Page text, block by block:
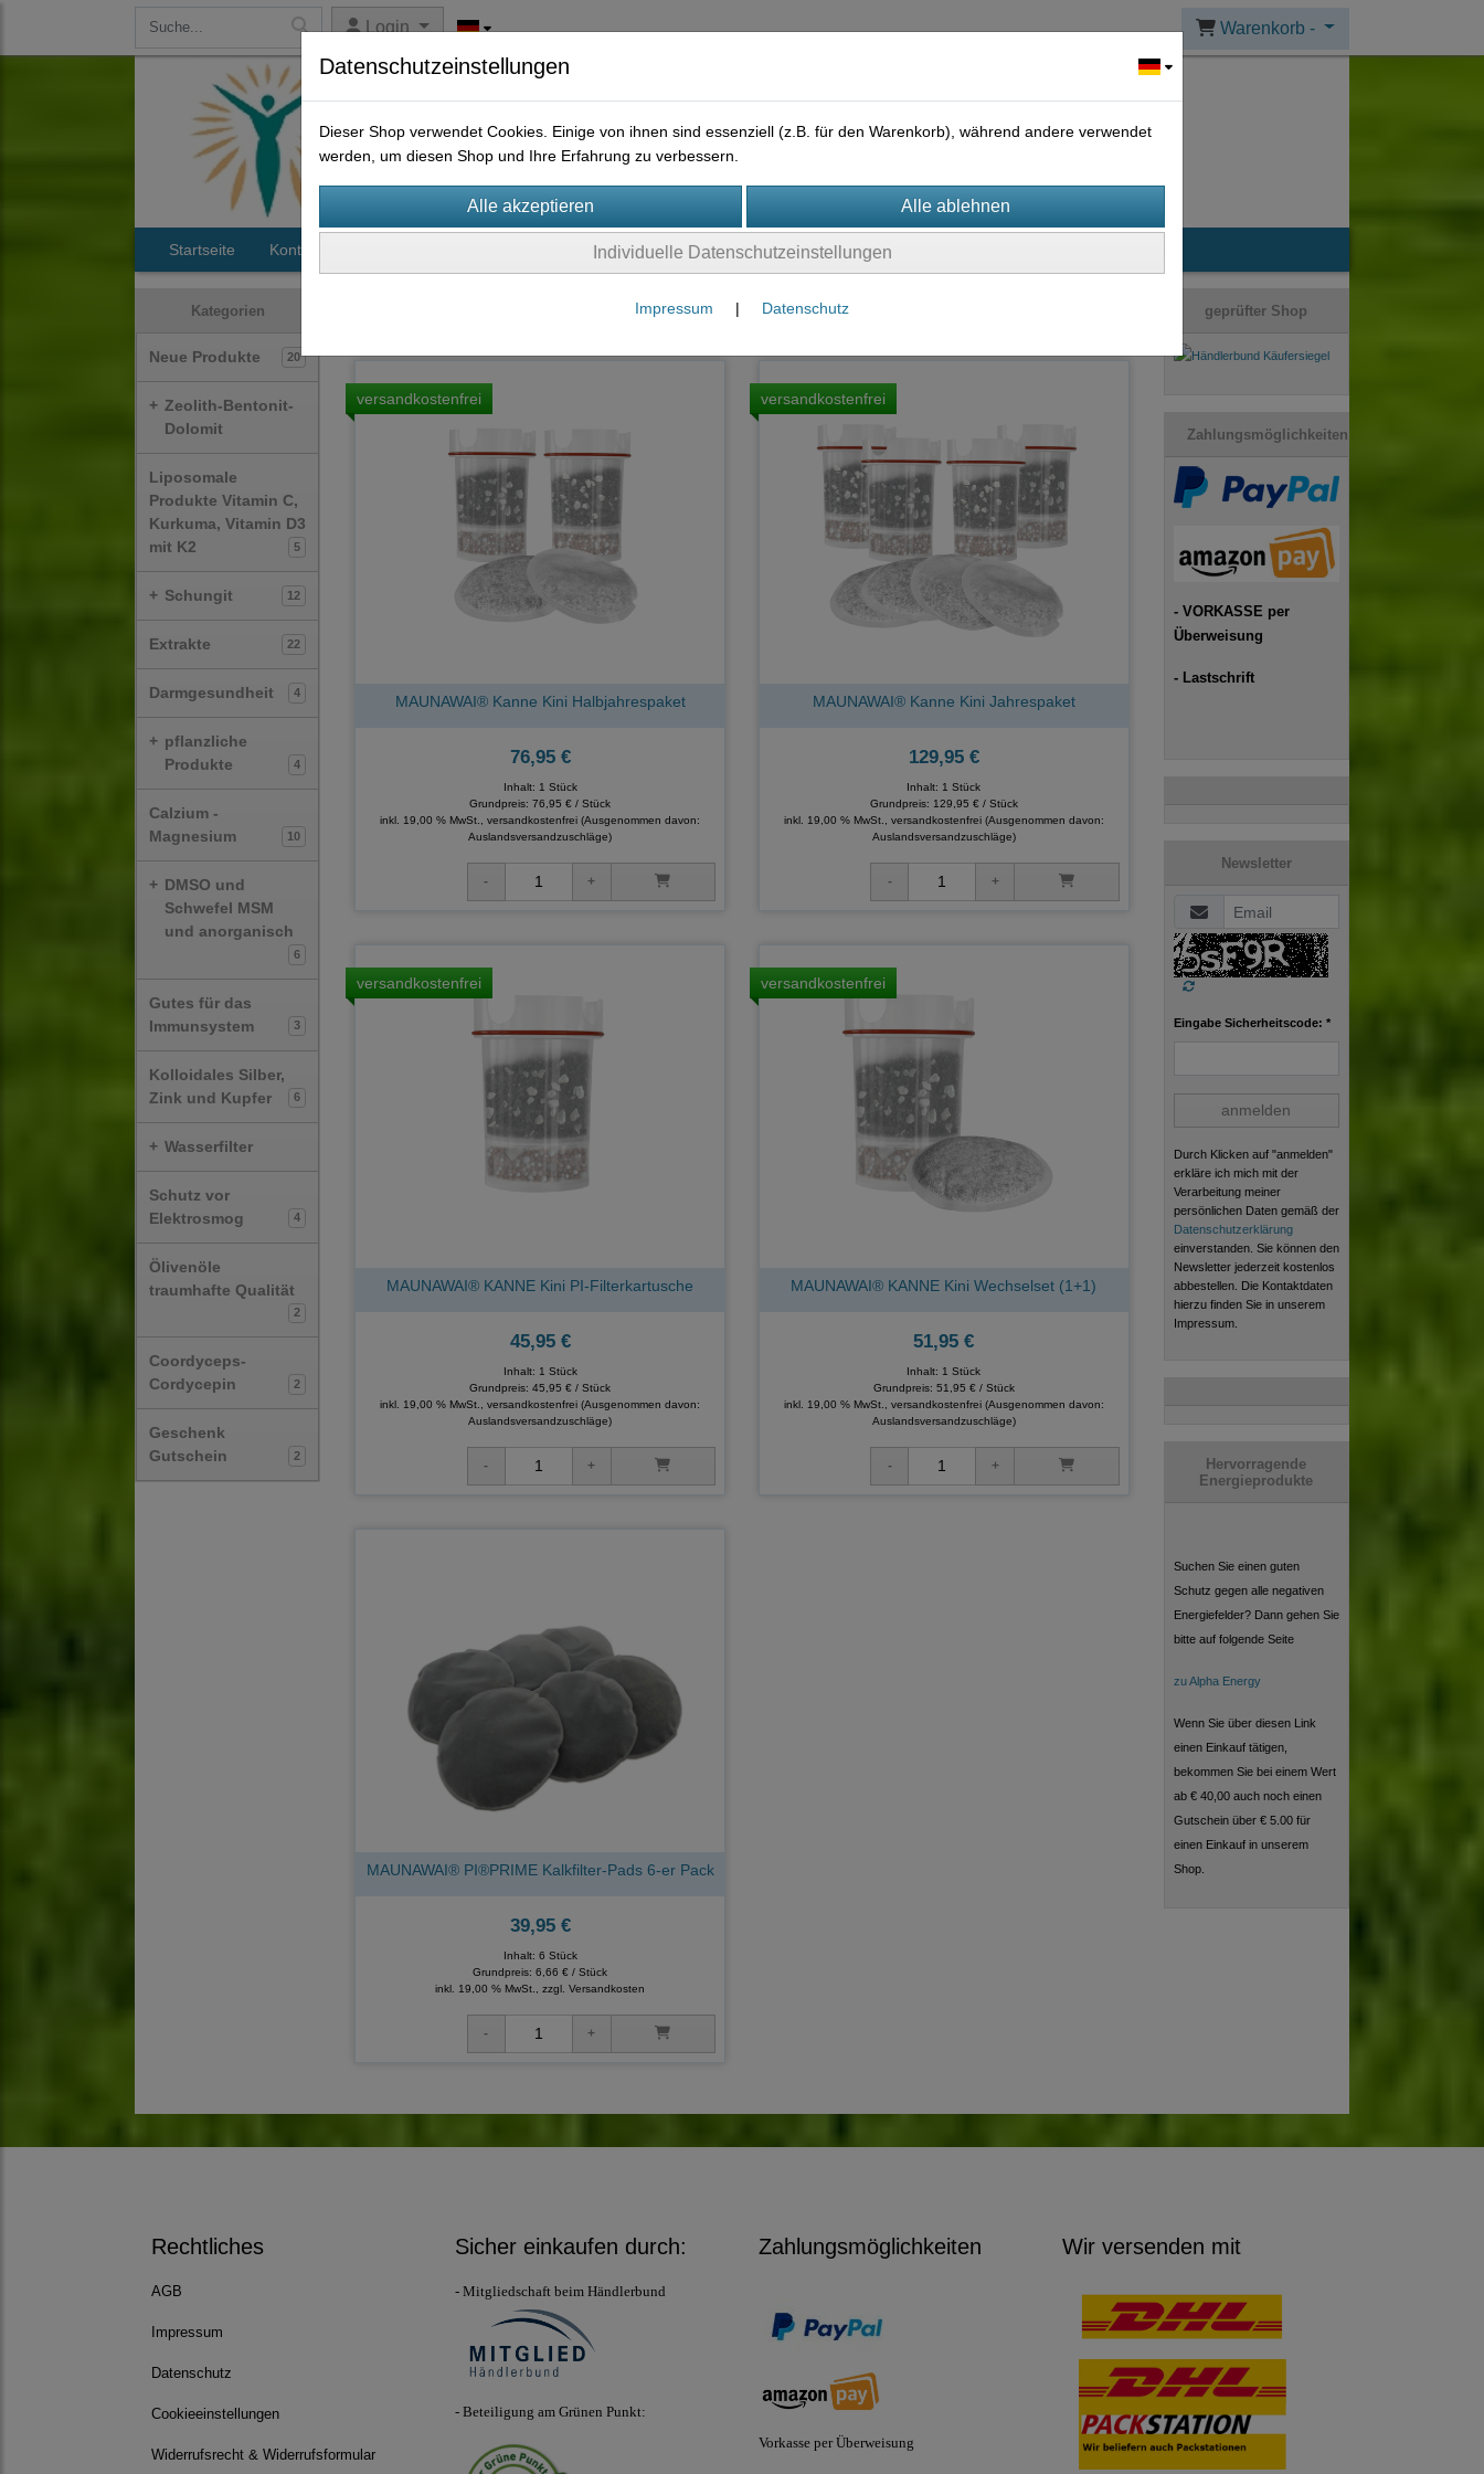
Login Warenkorb -
Startseite Kontakt
Kategorien
Neue Produkte 20
+ Zeolith-Bentonit-
Dolomit
Liposomale
Produkte Vitamin C,
Kurkuma, Vitamin D3
mit K2
5
+ Schungit 12
Extrakte 22
Darmgesundheit 4
+ pflanzliche
Produkte
4
Calzium -
Magnesium
10
+ DMSO und
Schwefel MSM
und anorganisch
6
Gutes für das
Immunsystem
3
Kolloidales Silber,
Zink und Kupfer
6
+ Wasserfilter
Schutz vor
Elektrosmog
4
Ölivenöle
traumhafte Qualität
2
Coordyceps-
Cordycepin
2
Geschenk
Gutschein
2
versandkostenfrei
MAUNAWAI® Kanne Kini Halbjahrespaket
76,95 €
Inhalt: 1 Stück
Grundpreis:76,95 € / Stück
inkl. 19,00 % MwSt., versandkostenfrei(Ausgenommen davon:
Auslandsversandzuschläge)
versandkostenfrei
MAUNAWAI® Kanne Kini Jahrespaket
129,95 €
Inhalt: 1 Stück
Grundpreis: 129,95 € / Stück
inkl. 19,00 % MwSt., versandkostenfrei (Ausgenommen davon:
Auslandsversandzuschläge)
versandkostenfrei
MAUNAWAI® KANNE Kini PI-Filterkartusche
45,95 €
Inhalt: 1 Stück
Grundpreis:45,95 € / Stück
inkl. 19,00 % MwSt., versandkostenfrei(Ausgenommen davon:
Auslandsversandzuschläge)
versandkostenfrei
MAUNAWAI® KANNE Kini Wechselset (1+1)
51,95 €
Inhalt: 1 Stück
Grundpreis: 51,95 € / Stück
inkl. 19,00 % MwSt., versandkostenfrei (Ausgenommen davon:
Auslandsversandzuschläge)
MAUNAWAI® PI®PRIME Kalkfilter-Pads 6-er Pack
39,95 €
Inhalt: 6 Stück
Grundpreis:6,66 € / Stück
inkl. 19,00 % MwSt., zzgl.Versandkosten
geprüfter Shop
Zahlungsmöglichkeiten
- VORKASSE per
Überweisung
- Lastschrift
Newsletter
Eingabe Sicherheitscode: *
anmelden
Durch Klicken auf "anmelden"
erkläre ich mich mit der
Verarbeitung meiner
persönlichen Daten gemäß der
Datenschutzerklärung
einverstanden. Sie können den
Newsletter jederzeit kostenlos
abbestellen. Die Kontaktdaten
hierzu finden Sie in unserem
Impressum.
Hervorragende
Energieprodukte
Suchen Sie einen guten
Schutz gegen alle negativen
Energiefelder? Dann gehen Sie
bitte auf folgende Seite
zu Alpha Energy
Wenn Sie über diesen Link
einen Einkauf tätigen,
bekommen Sie bei einem Wert
ab € 40,00 auch noch einen
Gutschein über € 5.00 für
einen Einkauf in unserem
Shop.
Rechtliches
AGB
Impressum
Datenschutz
Cookieeinstellungen
Widerrufsrecht & Widerrufsformular
Sicher einkaufen durch:
- Mitgliedschaft beim Händlerbund
- Beteiligung am Grünen Punkt:
Zahlungsmöglichkeiten
Vorkasse per Überweisung
Wir versenden mit
Datenschutzeinstellungen
Dieser Shop verwendet Cookies. Einige von ihnen sind essenziell (z.B. für den Warenkorb), während andere verwendet
werden, um diesen Shop und Ihre Erfahrung zu verbessern.
Individuelle Datenschutzeinstellungen
Impressum | Datenschutz